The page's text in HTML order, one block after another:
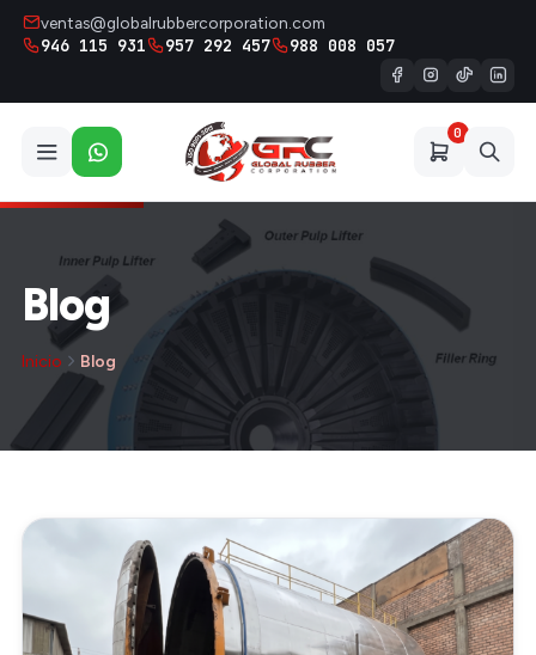
ventas@globalrubbercorporation.com
946 115 931 957 292 457 988 008 057
0
Blog
Inicio Blog